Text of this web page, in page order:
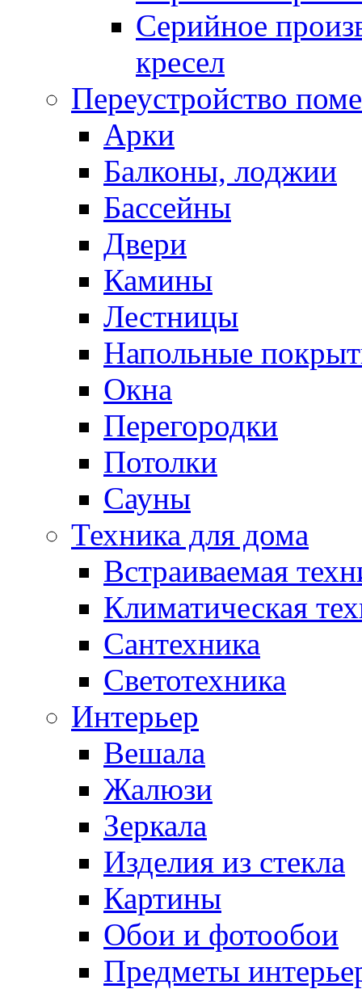
Серийное
кресел
Переустройство
Арки
Балконы, лоджии
Бассейны
Двери
Камины
Лестницы
Напольные
Окна
Перегородки
Потолки
Сауны
Техника для дома
Встраиваемая
Климатическая
Сантехника
Светотехника
Интерьер
Вешала
Жалюзи
Зеркала
Изделия из стекла
Картины
Обои и фотообои
Предметы